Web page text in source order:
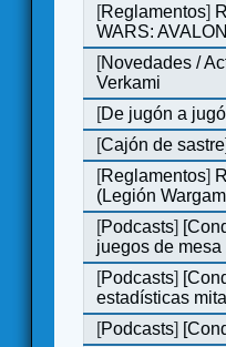
[Reglamentos]
WARS:
[Novedades /
Verkami
[De jugón a
[Cajón de sastre]
[Reglamentos]
(Legión
[Podcasts]
juegos de mesa
[Podcasts]
estadísticas
[Podcasts]